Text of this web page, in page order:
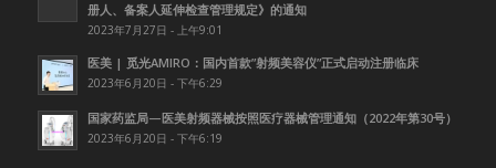
册人、备案人延伸检查管理规定》的通知
2023年7月27日 - 上午9:01
医美 | 觅光AMIRO：国内首款”射频美容仪”正式启动注册临床
2023年6月20日 - 下午6:29
国家药监局—医美射频器械按照医疗器械管理通知（2022年第30号）
2023年6月20日 - 下午6:19